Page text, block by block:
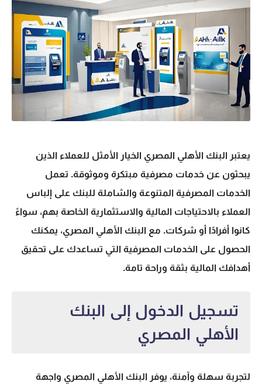
يعتبر البنك الأهلي المصري الخيار الأمثل للعملاء الذين
يبحثون عن خدمات مصرفية مبتكرة وموثوقة. تعمل
الخدمات المصرفية المتنوعة والشاملة للبنك على إلباس
العملاء بالاحتياجات المالية والاستثمارية الخاصة بهم، سواءً
كانوا أفرادًا أو شركات. مع البنك الأهلي المصري، يمكنك
الحصول على الخدمات المصرفية التي تساعدك على تحقيق
أهدافك المالية بثقة وراحة تامة.
تسجيل الدخول إلى البنك
الأهلي المصري
لتجربة سهلة وآمنة، يوفر البنك الأهلي المصري واجهة